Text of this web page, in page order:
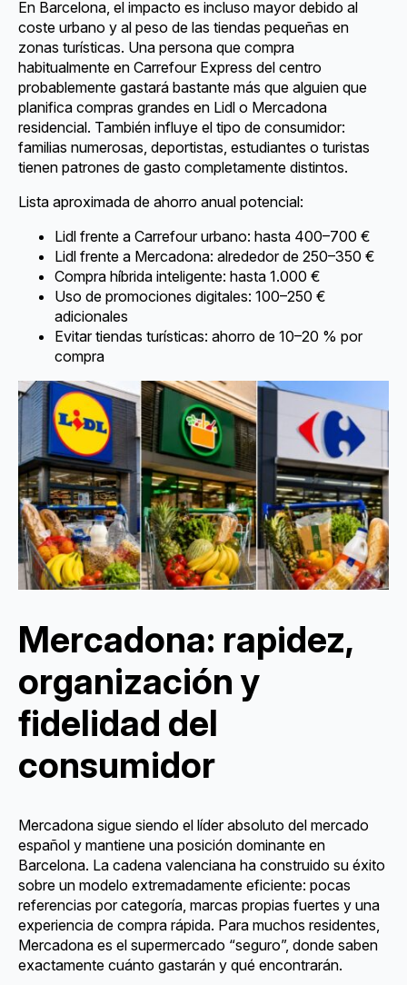
En Barcelona, el impacto es incluso mayor debido al
coste urbano y al peso de las tiendas pequeñas en
zonas turísticas. Una persona que compra
habitualmente en Carrefour Express del centro
probablemente gastará bastante más que alguien que
planifica compras grandes en Lidl o Mercadona
residencial. También influye el tipo de consumidor:
familias numerosas, deportistas, estudiantes o turistas
tienen patrones de gasto completamente distintos.
Lista aproximada de ahorro anual potencial:
Lidl frente a Carrefour urbano: hasta 400–700 €
Lidl frente a Mercadona: alrededor de 250–350 €
Compra híbrida inteligente: hasta 1.000 €
Uso de promociones digitales: 100–250 €
adicionales
Evitar tiendas turísticas: ahorro de 10–20 % por
compra
Mercadona: rapidez,
organización y
fidelidad del
consumidor
Mercadona sigue siendo el líder absoluto del mercado
español y mantiene una posición dominante en
Barcelona. La cadena valenciana ha construido su éxito
sobre un modelo extremadamente eficiente: pocas
referencias por categoría, marcas propias fuertes y una
experiencia de compra rápida. Para muchos residentes,
Mercadona es el supermercado “seguro”, donde saben
exactamente cuánto gastarán y qué encontrarán.